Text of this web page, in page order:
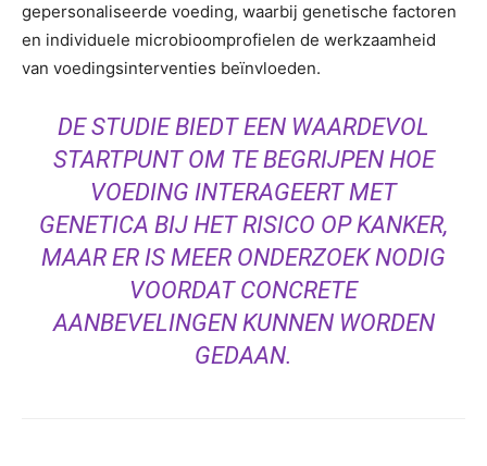
gepersonaliseerde voeding, waarbij genetische factoren
en individuele microbioomprofielen de werkzaamheid
van voedingsinterventies beïnvloeden.
DE STUDIE BIEDT EEN WAARDEVOL
STARTPUNT OM TE BEGRIJPEN HOE
VOEDING INTERAGEERT MET
GENETICA BIJ HET RISICO OP KANKER,
MAAR ER IS MEER ONDERZOEK NODIG
VOORDAT CONCRETE
AANBEVELINGEN KUNNEN WORDEN
GEDAAN.